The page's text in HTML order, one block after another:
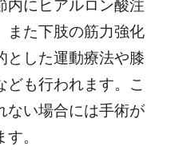
内にヒアルロン酸注
また下肢の筋力強化
とした運動療法や膝
ども行われます。こ
ない場合には手術が
。